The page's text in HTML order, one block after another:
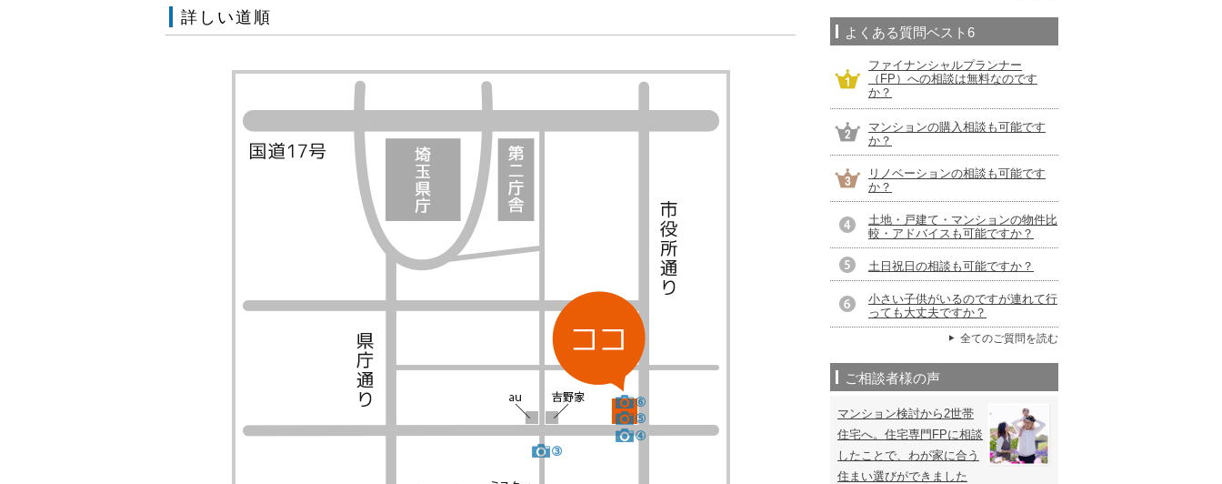
詳しい道順
③
④
⑤
⑥
よくある質問ベスト6
ファイナンシャルプランナー
（FP）への相談は無料なのです
か？
マンションの購入相談も可能です
か？
リノベーションの相談も可能です
か？
土地・戸建て・マンションの物件比
較・アドバイスも可能ですか？
土日祝日の相談も可能ですか？
小さい子供がいるのですが連れて行
っても大丈夫ですか？
全てのご質問を読む
ご相談者様の声
マンション検討から2世帯
住宅へ。住宅専門FPに相談
したことで、わが家に合う
住まい選びができました